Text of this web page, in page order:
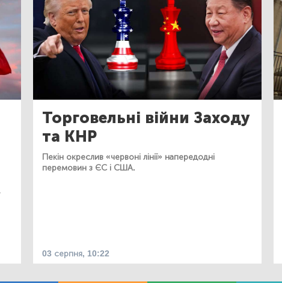
Торговельні війни Заходу
та КНР
Пекін окреслив «червоні лінії» напередодні
перемовин з ЄС і США.
03 серпня, 10:22